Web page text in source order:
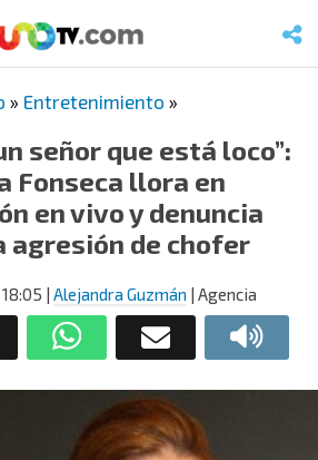
» Entretenimiento »
señor que está loco”:
Fonseca llora en
en vivo y denuncia
agresión de chofer
18:05 | Alejandra Guzmán | Agencia